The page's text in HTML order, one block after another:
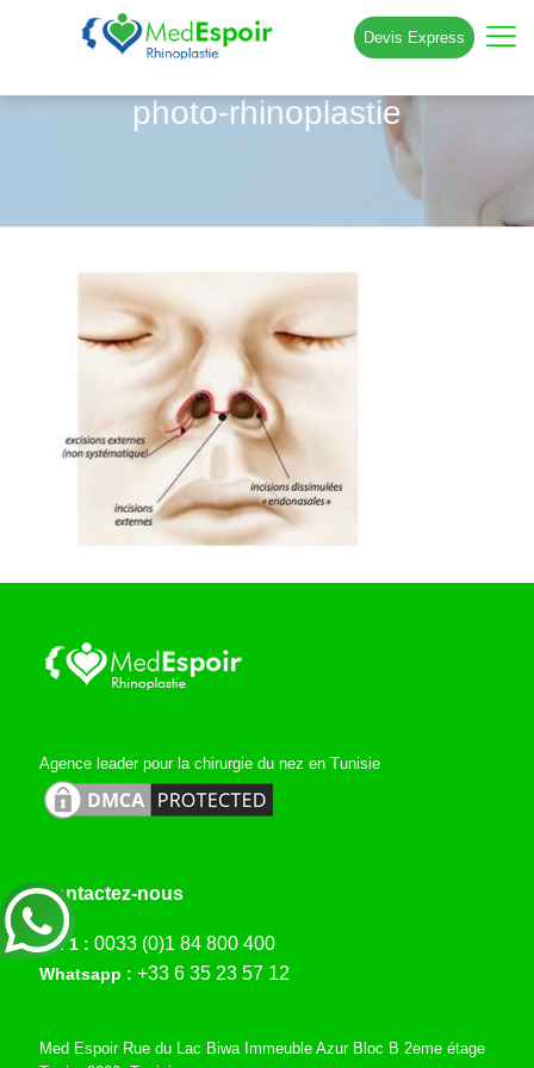
Devis Express
photo-rhinoplastie
Agence leader pour la chirurgie du nez en Tunisie
Contactez-nous
Tél 1 : 0033 (0)1 84 800 400
Whatsapp : +33 6 35 23 57 12
Med Espoir Rue du Lac Biwa Immeuble Azur Bloc B 2eme étage